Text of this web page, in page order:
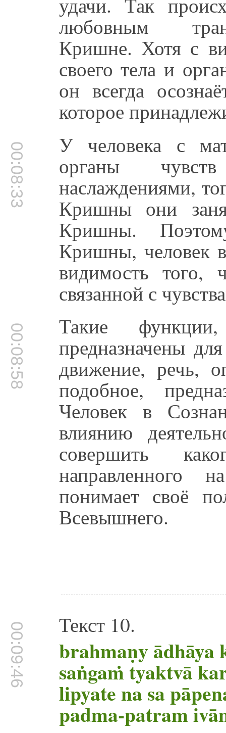
любовным
Кришне. Хотя с
своего тела и
он всегда
которое
00:08:33 У человека с
органы
наслаждениями,
Кришны они
Кришны.
Кришны, человек
видимость того,
связанной с
00:08:58 Такие
предназначены
движение, речь,
подобное,
Человек в
влиянию
совершить
направленного
понимает своё
Всевышнего.
00:09:46 Текст 10.
brahmaṇy ādhāya
saṅgaṁ tyaktvā
lipyate na sa
padma-patram